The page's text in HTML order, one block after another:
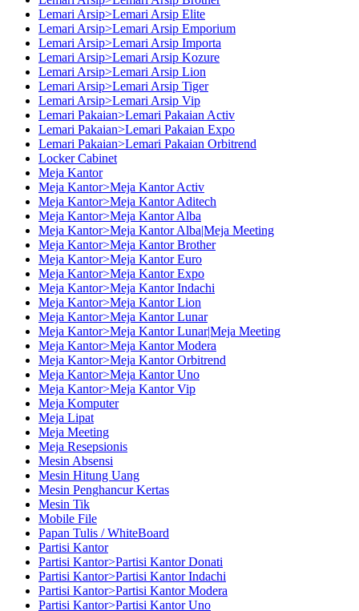
Lemari Arsip>Lemari Arsip Elite
Lemari Arsip>Lemari Arsip Emporium
Lemari Arsip>Lemari Arsip Importa
Lemari Arsip>Lemari Arsip Kozure
Lemari Arsip>Lemari Arsip Lion
Lemari Arsip>Lemari Arsip Tiger
Lemari Arsip>Lemari Arsip Vip
Lemari Pakaian>Lemari Pakaian Activ
Lemari Pakaian>Lemari Pakaian Expo
Lemari Pakaian>Lemari Pakaian Orbitrend
Locker Cabinet
Meja Kantor
Meja Kantor>Meja Kantor Activ
Meja Kantor>Meja Kantor Aditech
Meja Kantor>Meja Kantor Alba
Meja Kantor>Meja Kantor Alba|Meja Meeting
Meja Kantor>Meja Kantor Brother
Meja Kantor>Meja Kantor Euro
Meja Kantor>Meja Kantor Expo
Meja Kantor>Meja Kantor Indachi
Meja Kantor>Meja Kantor Lion
Meja Kantor>Meja Kantor Lunar
Meja Kantor>Meja Kantor Lunar|Meja Meeting
Meja Kantor>Meja Kantor Modera
Meja Kantor>Meja Kantor Orbitrend
Meja Kantor>Meja Kantor Uno
Meja Kantor>Meja Kantor Vip
Meja Komputer
Meja Lipat
Meja Meeting
Meja Resepsionis
Mesin Absensi
Mesin Hitung Uang
Mesin Penghancur Kertas
Mesin Tik
Mobile File
Papan Tulis / WhiteBoard
Partisi Kantor
Partisi Kantor>Partisi Kantor Donati
Partisi Kantor>Partisi Kantor Indachi
Partisi Kantor>Partisi Kantor Modera
Partisi Kantor>Partisi Kantor Uno